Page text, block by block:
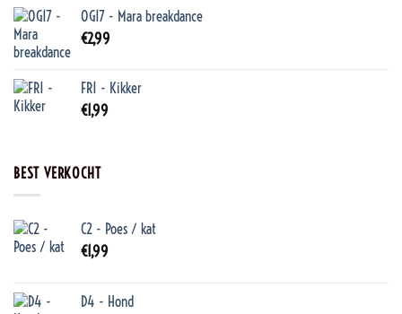
OG17 - Mara breakdance
€2,99
FR1 - Kikker
€1,99
BEST VERKOCHT
C2 - Poes / kat
€1,99
D4 - Hond